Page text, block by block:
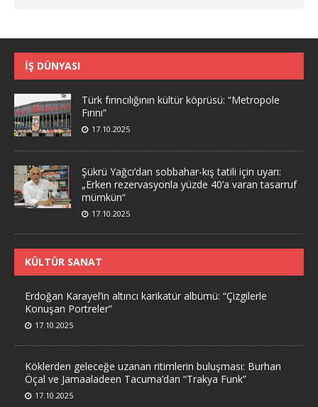
İŞ DÜNYASI
Türk fırıncılığının kültür köprüsü: “Metropole
Fırını”
17.10.2025
Şükrü Yağcı’dan sobbahar-kış tatili için uyarı:
„Erken rezervasyonla yüzde 40’a varan tasarruf
mümkün“
17.10.2025
KÜLTÜR SANAT
Erdoğan Karayel’in altıncı karikatür albümü: “Çizgilerle
Konuşan Portreler”
17.10.2025
Köklerden geleceğe uzanan ritimlerin buluşması: Burhan
Öçal ve Jamaaladeen Tacuma’dan “Trakya Funk”
17.10.2025